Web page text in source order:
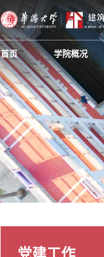
首页 学院概况
党建工作